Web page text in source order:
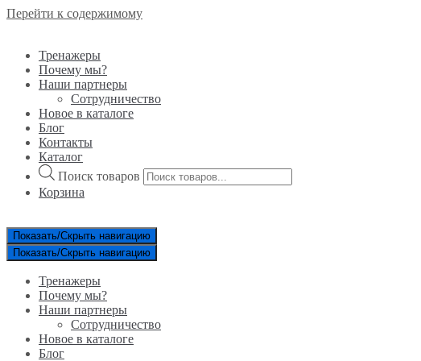
Перейти к содержимому
Тренажеры
Почему мы?
Наши партнеры
Сотрудничество
Новое в каталоге
Блог
Контакты
Каталог
Поиск товаров
Корзина
Показать/Скрыть навигацию
Показать/Скрыть навигацию
Тренажеры
Почему мы?
Наши партнеры
Сотрудничество
Новое в каталоге
Блог